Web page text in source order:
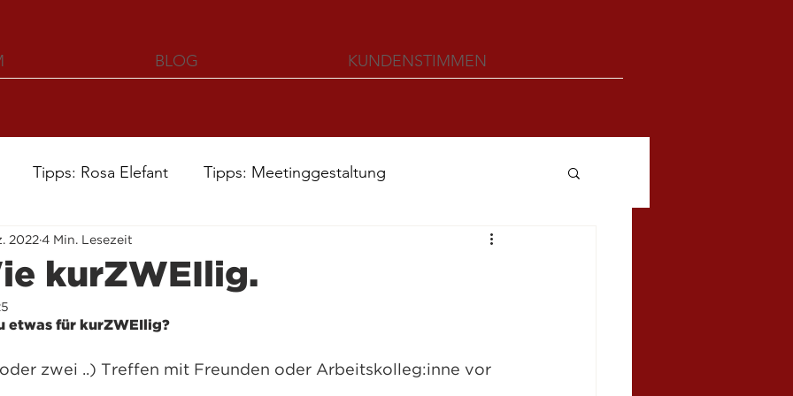
BLOG KUNDENSTIMMEN
Tipps: Rosa Elefant Tipps: Meetinggestaltung
kurZWEIlig.
2022 4 Min. Lesezeit
etwas für kurZWEIlig?
zwei ..) Treffen mit Freunden oder Arbeitskolleg:inne vor